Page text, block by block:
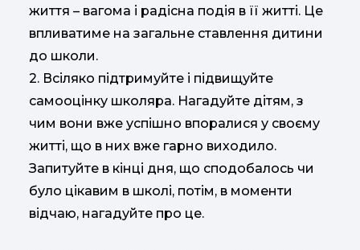
життя – вагома і радісна подія в її житті. Це
впливатиме на загальне ставлення дитини
до школи.
2. Всіляко підтримуйте і підвищуйте
самооцінку школяра. Нагадуйте дітям, з
чим вони вже успішно впоралися у своєму
житті, що в них вже гарно виходило.
Запитуйте в кінці дня, що сподобалось чи
було цікавим в школі, потім, в моменти
відчаю, нагадуйте про це.